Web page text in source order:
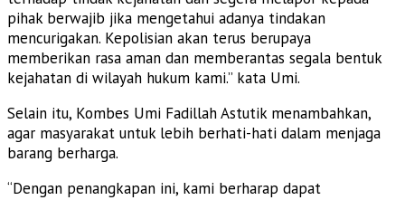
pihak berwajib jika mengetahui adanya tindakan
mencurigakan. Kepolisian akan terus berupaya
memberikan rasa aman dan memberantas segala bentuk
kejahatan di wilayah hukum kami.” kata Umi.
Selain itu, Kombes Umi Fadillah Astutik menambahkan,
agar masyarakat untuk lebih berhati-hati dalam menjaga
barang berharga.
“Dengan penangkapan ini, kami berharap dapat